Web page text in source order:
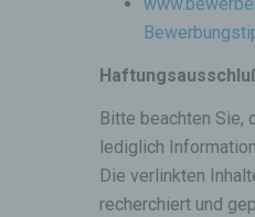
Bitte beachten Sie,
lediglich
Die verlinkten
recherchiert und
Person angesehen,
insbesondere
Kennung wie einem
Kennnummer, zu
Online-Kennung
mehreren
Ausdruck der
genetischen,
kulturellen oder